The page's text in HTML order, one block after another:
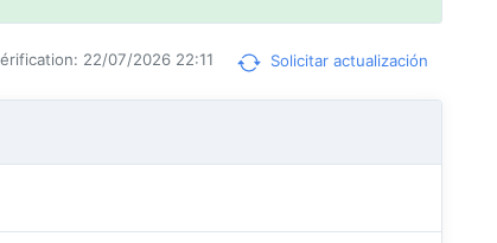
22/07/2026 22:11 Solicitar actualización